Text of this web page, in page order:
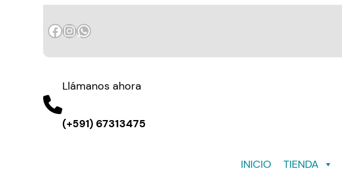
Facebook
Instagram
WhatsApp
Llámanos ahora
(+591) 67313475
INICIO TIENDA